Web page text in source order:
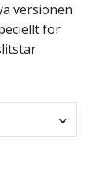
versionen
för